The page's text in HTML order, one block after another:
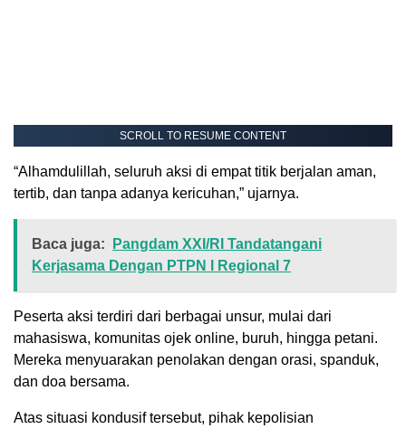
SCROLL TO RESUME CONTENT
“Alhamdulillah, seluruh aksi di empat titik berjalan aman,
tertib, dan tanpa adanya kericuhan,” ujarnya.
Baca juga:
Pangdam XXI/RI Tandatangani
Kerjasama Dengan PTPN I Regional 7
Peserta aksi terdiri dari berbagai unsur, mulai dari
mahasiswa, komunitas ojek online, buruh, hingga petani.
Mereka menyuarakan penolakan dengan orasi, spanduk,
dan doa bersama.
Atas situasi kondusif tersebut, pihak kepolisian